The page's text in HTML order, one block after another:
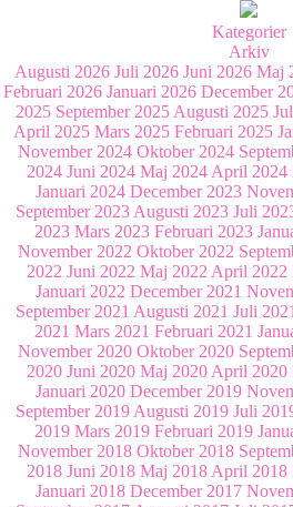
Kategorier
Arkiv
Augusti 2026 Juli 2026 Juni 2026 Maj
Februari 2026 Januari 2026 December
2025 September 2025 Augusti 2025
April 2025 Mars 2025 Februari 2025
November 2024 Oktober 2024
2024 Juni 2024 Maj 2024 April 2024
Januari 2024 December 2023
September 2023 Augusti 2023 Juli
2023 Mars 2023 Februari 2023
November 2022 Oktober 2022
2022 Juni 2022 Maj 2022 April 2022
Januari 2022 December 2021
September 2021 Augusti 2021 Juli 2021
2021 Mars 2021 Februari 2021
November 2020 Oktober 2020
2020 Juni 2020 Maj 2020 April 2020
Januari 2020 December 2019
September 2019 Augusti 2019 Juli
2019 Mars 2019 Februari 2019
November 2018 Oktober 2018
2018 Juni 2018 Maj 2018 April 2018
Januari 2018 December 2017